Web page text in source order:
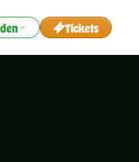
Tickets